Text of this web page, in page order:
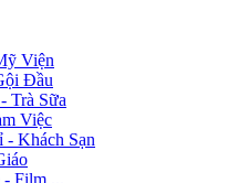
Viện
Đầu
Trà Sữa
Việc
- Khách Sạn
- Film ...